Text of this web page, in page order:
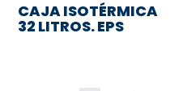
CAJA ISOTÉRMICA
32 LITROS. EPS